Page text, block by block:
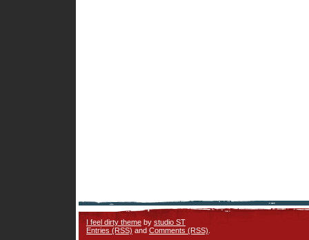
I feel dirty theme by studio ST
Entries (RSS) and Comments (RSS)